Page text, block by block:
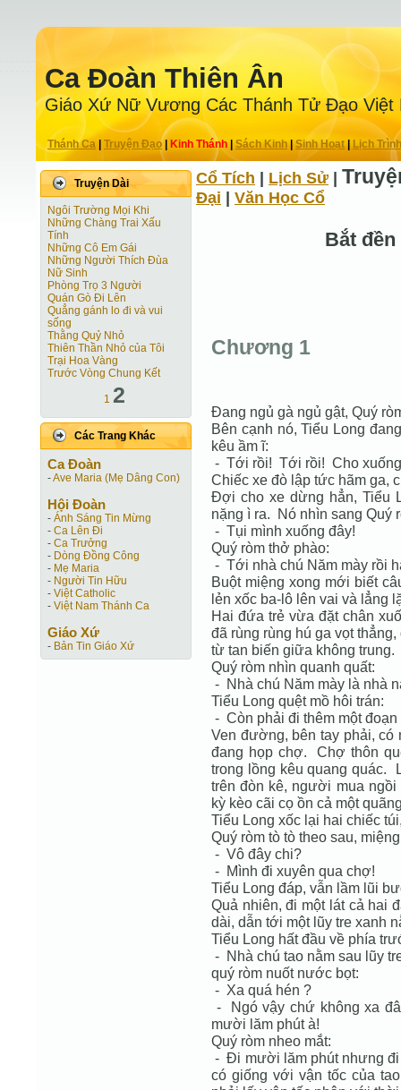
Ca Ðoàn Thiên Ân
Giáo Xứ Nữ Vương Các Thánh Tử Ðạo Việt
Thánh Ca Truyện Ðạo| Kinh Thánh Sách Kinh|Sinh Hoạt| Lịch Trình
Truyện Dài
Ngôi Trường Mọi Khi
Những Chàng Trai Xấu
Tính
Những Cô Em Gái
Những Người Thích Đùa
Nữ Sinh
Phòng Trọ 3 Người
Quán Gò Đi Lên
Quẳng gánh lo đi và vui
sống
Thằng Quỷ Nhỏ
Thiên Thần Nhỏ của Tôi
Trại Hoa Vàng
Trước Vòng Chung Kết
1 2
Các Trang Khác
Ca Ðoàn
-Ave Maria (Mẹ Dâng Con)
Hội Ðoàn
- Ánh Sáng Tin Mừng
- Ca Lên Đi
- Ca Trưởng
- Dòng Đồng Công
- Mẹ Maria
- Người Tin Hữu
- Việt Catholic
- Việt Nam Thánh Ca
Giáo Xứ
- Bản Tin Giáo Xứ
Cổ Tích Lịch Sử
Ðại Văn Học Cổ
Bắt
Chương 1
Đang ngủ gà ngủ gật, Quý
Bên cạnh nó, Tiểu Long
kêu ầm ĩ:
- Tới rồi! Tới rồi! Cho
Chiếc xe đò lập tức hãm ga,
Đợi cho xe dừng hẳn, Tiểu
nặng ì ra. Nó nhìn sang Quý
- Tụi mình xuống đây!
Quý ròm thở phào:
- Tới nhà chú Năm mày rồi
Buột miệng xong mới biết
lẻn xốc ba-lô lên vai và lẳng
Hai đứa trẻ vừa đặt chân
đã rùng rùng hú ga vọt
từ tan biến giữa không trung.
Quý ròm nhìn quanh quất:
- Nhà chú Năm mày là nhà
Tiểu Long quệt mồ hôi trán:
- Còn phải đi thêm một
Ven đường, bên tay phải,
đang họp chợ. Chợ thôn
trong lồng kêu quang quác.
trên đòn kê, người mua ngồi
kỳ kèo cãi cọ ồn cả một
Tiểu Long xốc lại hai chiếc
Quý ròm tò tò theo sau,
- Vô đây chi?
- Mình đi xuyên qua chợ!
Tiểu Long đáp, vẫn lầm lũi
Quả nhiên, đi một lát cả hai
dài, dẫn tới một lũy tre xanh
Tiểu Long hất đầu về phía
- Nhà chú tao nằm sau lũy
quý ròm nuốt nước bọt:
- Xa quá hén ?
- Ngó vậy chứ không xa
mười lăm phút à!
Quý ròm nheo mắt:
- Đi mười lăm phút nhưng đi
có giống với vận tốc của